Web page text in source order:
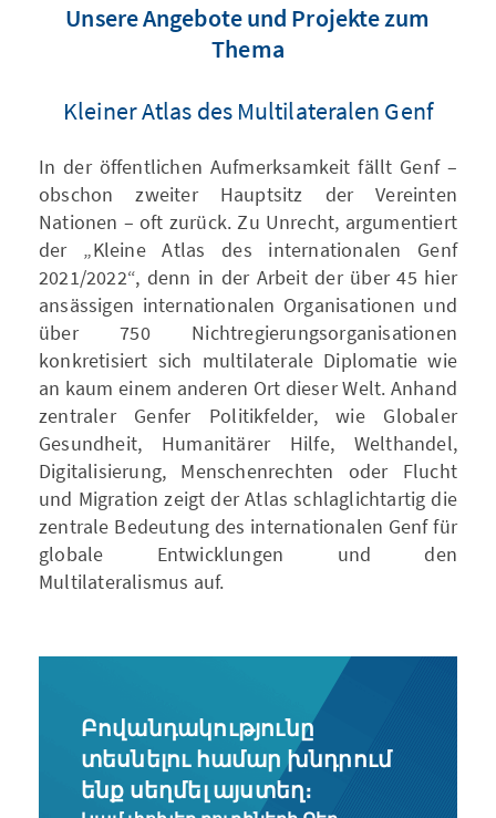
Unsere Angebote und Projekte zum
Thema
Kleiner Atlas des Multilateralen Genf
In der öffentlichen Aufmerksamkeit fällt Genf –
obschon zweiter Hauptsitz der Vereinten
Nationen – oft zurück. Zu Unrecht, argumentiert
der „Kleine Atlas des internationalen Genf
2021/2022“, denn in der Arbeit der über 45 hier
ansässigen internationalen Organisationen und
über 750 Nichtregierungsorganisationen
konkretisiert sich multilaterale Diplomatie wie
an kaum einem anderen Ort dieser Welt. Anhand
zentraler Genfer Politikfelder, wie Globaler
Gesundheit, Humanitärer Hilfe, Welthandel,
Digitalisierung, Menschenrechten oder Flucht
und Migration zeigt der Atlas schlaglichtartig die
zentrale Bedeutung des internationalen Genf für
globale Entwicklungen und den
Multilateralismus auf.
Բովանդակությունը
տեսնելու համար խնդրում
ենք սեղմել այստեղ։